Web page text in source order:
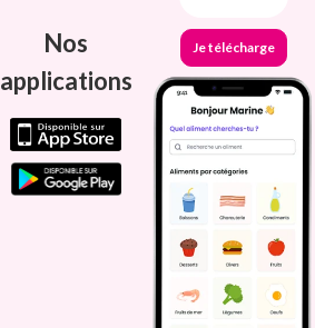
Nos
applications
Je télécharge